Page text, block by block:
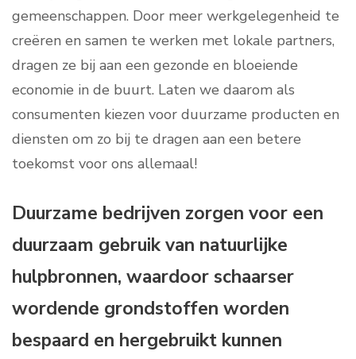
gemeenschappen. Door meer werkgelegenheid te
creëren en samen te werken met lokale partners,
dragen ze bij aan een gezonde en bloeiende
economie in de buurt. Laten we daarom als
consumenten kiezen voor duurzame producten en
diensten om zo bij te dragen aan een betere
toekomst voor ons allemaal!
Duurzame bedrijven zorgen voor een
duurzaam gebruik van natuurlijke
hulpbronnen, waardoor schaarser
wordende grondstoffen worden
bespaard en hergebruikt kunnen